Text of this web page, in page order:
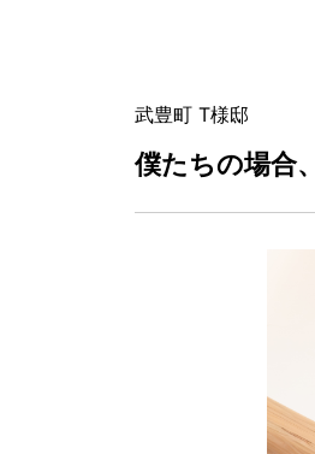
武豊町 T様邸
僕たちの場合